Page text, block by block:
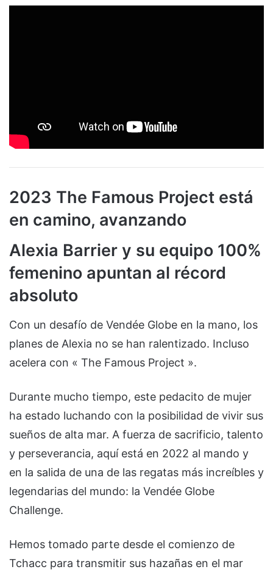
2023 The Famous Project está
en camino, avanzando
Alexia Barrier y su equipo 100%
femenino apuntan al récord
absoluto
Con un desafío de Vendée Globe en la mano, los
planes de Alexia no se han ralentizado. Incluso
acelera con « The Famous Project ».
Durante mucho tiempo, este pedacito de mujer
ha estado luchando con la posibilidad de vivir sus
sueños de alta mar. A fuerza de sacrificio, talento
y perseverancia, aquí está en 2022 al mando y
en la salida de una de las regatas más increíbles y
legendarias del mundo: la Vendée Globe
Challenge.
Hemos tomado parte desde el comienzo de
Tchacc para transmitir sus hazañas en el mar